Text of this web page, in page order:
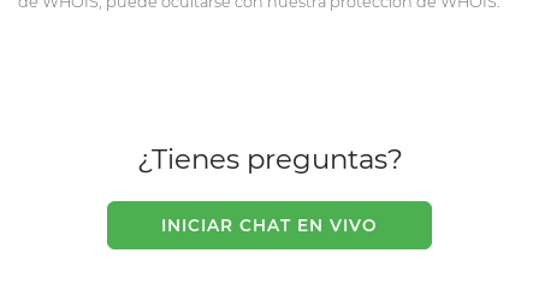
¿Tienes preguntas?
INICIAR CHAT EN VIVO